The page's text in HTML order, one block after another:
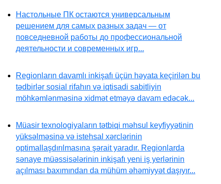
Настольные ПК остаются универсальным
решением для самых разных задач — от
повседневной работы до профессиональной
деятельности и современных игр...
Regionların davamlı inkişafı üçün həyata keçirilən bu
tədbirlər sosial rifahın və iqtisadi sabitliyin
möhkəmlənməsinə xidmət etməyə davam edəcək...
Müasir texnologiyaların tətbiqi məhsul keyfiyyətinin
yüksəlməsinə və istehsal xərclərinin
optimallaşdırılmasına şərait yaradır. Regionlarda
sənaye müəssisələrinin inkişafı yeni iş yerlərinin
açılması baxımından da mühüm əhəmiyyət daşıyır...